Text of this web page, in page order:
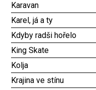
Karavan
Karel, já a ty
Kdyby radši hořelo
King Skate
Kolja
Krajina ve stínu